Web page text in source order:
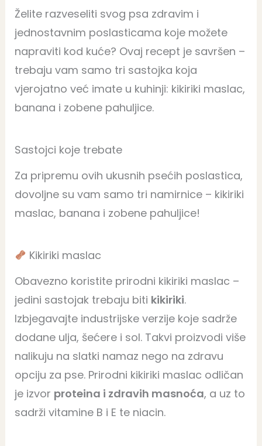
Želite razveseliti svog psa zdravim i
jednostavnim poslasticama koje možete
napraviti kod kuće? Ovaj recept je savršen –
trebaju vam samo tri sastojka koja
vjerojatno već imate u kuhinji: kikiriki maslac,
banana i zobene pahuljice.
Sastojci koje trebate
Za pripremu ovih ukusnih psećih poslastica,
dovoljne su vam samo tri namirnice – kikiriki
maslac, banana i zobene pahuljice!
Kikiriki maslac
Obavezno koristite prirodni kikiriki maslac –
jedini sastojak trebaju biti kikiriki.
Izbjegavajte industrijske verzije koje sadrže
dodane ulja, šećere i sol. Takvi proizvodi više
nalikuju na slatki namaz nego na zdravu
opciju za pse. Prirodni kikiriki maslac odličan
je izvor proteina i zdravih masnoća, a uz to
sadrži vitamine B i E te niacin.